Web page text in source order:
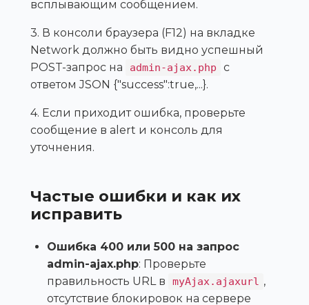
всплывающим сообщением.
3. В консоли браузера (F12) на вкладке
Network должно быть видно успешный
POST-запрос на
admin-ajax.php
с
ответом JSON {"success":true,...}.
4. Если приходит ошибка, проверьте
сообщение в alert и консоль для
уточнения.
Частые ошибки и как их
исправить
Ошибка 400 или 500 на запрос
admin-ajax.php: Проверьте
правильность URL в
myAjax.ajaxurl ,
отсутствие блокировок на сервере